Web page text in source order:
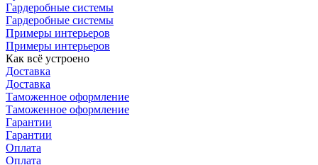
Гардеробные системы
Гардеробные системы
Примеры интерьеров
Примеры интерьеров
Как всё устроено
Доставка
Доставка
Таможенное оформление
Таможенное оформление
Гарантии
Гарантии
Оплата
Оплата